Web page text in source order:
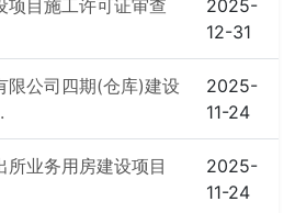
项目施工许可证审查
2025-
12-31
限公司四期(仓库)建设
2025-
11-24
业务用房建设项目
2025-
11-24